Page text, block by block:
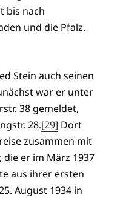
bis nach
und die Pfalz.
Stein auch seinen
war er unter
38 gemeldet,
28.[29] Dort
zusammen mit
die er im März 1937
aus ihrer ersten
August 1934 in